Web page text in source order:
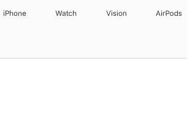
iPhone Watch Vision AirPods